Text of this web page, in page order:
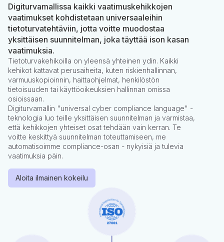
Digiturvamallissa kaikki vaatimuskehikkojen
vaatimukset kohdistetaan universaaleihin
tietoturvatehtäviin, jotta voitte muodostaa
yksittäisen suunnitelman, joka täyttää ison kasan
vaatimuksia.
Tietoturvakehikoilla on yleensä yhteinen ydin. Kaikki
kehikot kattavat perusaiheita, kuten riskienhallinnan,
varmuuskopioinnin, haittaohjelmat, henkilöstön
tietoisuuden tai käyttöoikeuksien hallinnan omissa
osioissaan.
Digiturvamallin "universal cyber compliance language" -
teknologia luo teille yksittäisen suunnitelman ja varmistaa,
että kehikkojen yhteiset osat tehdään vain kerran. Te
voitte keskittyä suunnitelman toteuttamiseen, me
automatisoimme compliance-osan - nykyisiä ja tulevia
vaatimuksia päin.
Aloita ilmainen kokeilu